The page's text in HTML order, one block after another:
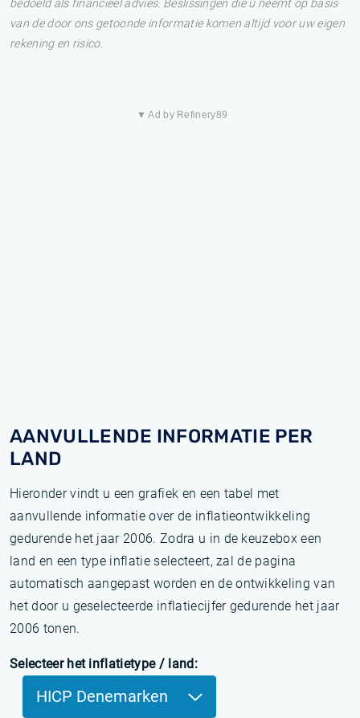
bedoeld als financieel advies. Beslissingen die u neemt op basis
van de door ons getoonde informatie komen altijd voor uw eigen
rekening en risico.
▼ Ad by Refinery89
AANVULLENDE INFORMATIE PER
LAND
Hieronder vindt u een grafiek en een tabel met
aanvullende informatie over de inflatieontwikkeling
gedurende het jaar 2006. Zodra u in de keuzebox een
land en een type inflatie selecteert, zal de pagina
automatisch aangepast worden en de ontwikkeling van
het door u geselecteerde inflatiecijfer gedurende het jaar
2006 tonen.
Selecteer het inflatietype / land:
HICP Denemarken